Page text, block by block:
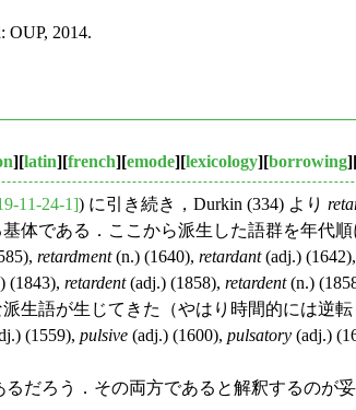
OUP, 2014.
][latin][french][emode][lexicology][borrowing
11-24-1]) に引き続き，Durkin (334) より
体である．ここから派生した語群を年代
retardment(n.) (1640), retardant(adj.) (1642),
(1843), retardent(adj.) (1858), retardent(n.)
生語が生じてきた（やはり時間的には逆
(1559), pulsive (adj.) (1600), pulsatory (adj.)
だろう．その両方であると解釈するのが